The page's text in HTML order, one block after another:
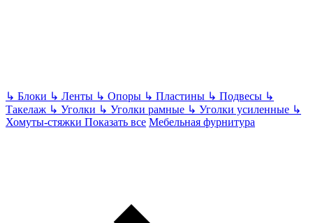
↳ Блоки ↳ Ленты ↳ Опоры ↳ Пластины ↳ Подвесы ↳
Такелаж ↳ Уголки ↳ Уголки рамные ↳ Уголки усиленные ↳
Хомуты-стяжки Показать все Мебельная фурнитура